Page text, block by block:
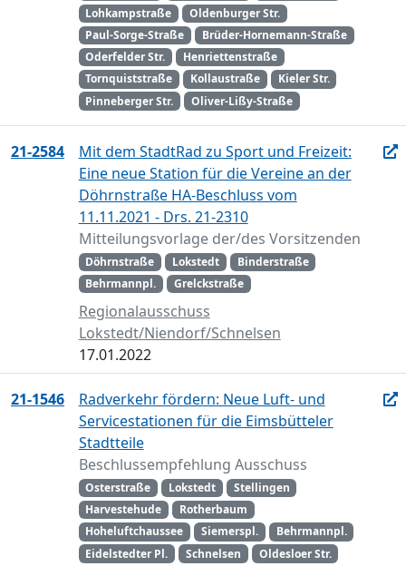
Lohkampstraße
Oldenburger Str.
Paul-Sorge-Straße
Brüder-Hornemann-Straße
Oderfelder Str.
Henriettenstraße
Tornquiststraße
Kollaustraße
Kieler Str.
Pinneberger Str.
Oliver-Lißy-Straße
21-2584
Mit dem StadtRad zu Sport und Freizeit:
Eine neue Station für die Vereine an der
Döhrnstraße HA-Beschluss vom
11.11.2021 - Drs. 21-2310
Mitteilungsvorlage der/des Vorsitzenden
Döhrnstraße Lokstedt
Binderstraße
Behrmannpl.
Grelckstraße
Regionalausschuss
Lokstedt/Niendorf/Schnelsen
17.01.2022
21-1546
Radverkehr fördern: Neue Luft- und
Servicestationen für die Eimsbütteler
Stadtteile
Beschlussempfehlung Ausschuss
Osterstraße Lokstedt
Stellingen
Harvestehude
Rotherbaum
Hoheluftchaussee
Siemerspl.
Behrmannpl.
Eidelstedter Pl.
Schnelsen
Oldesloer Str.